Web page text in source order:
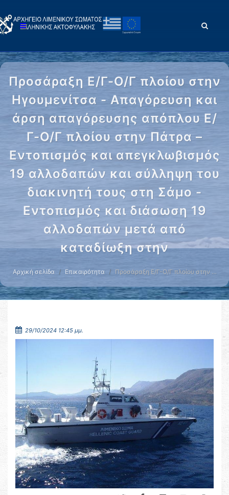
Προσάραξη Ε/Γ-Ο/Γ πλοίου στην
Ηγουμενίτσα - Απαγόρευση και
άρση απαγόρευσης απόπλου Ε/
Γ-Ο/Γ πλοίου στην Πάτρα –
Εντοπισμός και απεγκλωβισμός
19 αλλοδαπών και σύλληψη του
διακινητή τους στη Σάμο -
Εντοπισμός και διάσωση 19
αλλοδαπών μετά από
καταδίωξη στην
Αρχική σελίδα Επικαιρότητα Προσάραξη Ε/Γ-Ο/Γ πλοίου στην …
29/10/2024 12:45 μμ.